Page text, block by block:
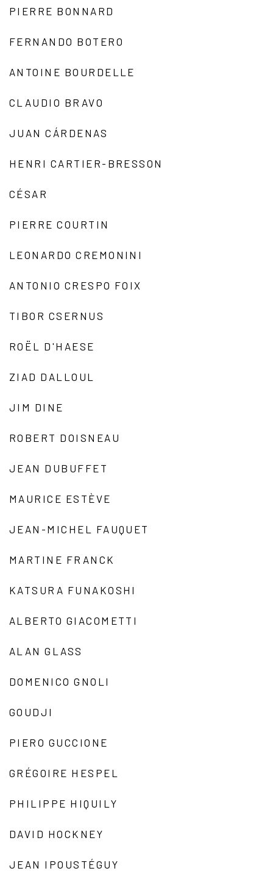
PIERRE BONNARD
FERNANDO BOTERO
ANTOINE BOURDELLE
CLAUDIO BRAVO
JUAN CÁRDENAS
HENRI CARTIER-BRESSON
CÉSAR
PIERRE COURTIN
LEONARDO CREMONINI
ANTONIO CRESPO FOIX
TIBOR CSERNUS
ROËL D'HAESE
ZIAD DALLOUL
JIM DINE
ROBERT DOISNEAU
JEAN DUBUFFET
MAURICE ESTÈVE
JEAN-MICHEL FAUQUET
MARTINE FRANCK
KATSURA FUNAKOSHI
ALBERTO GIACOMETTI
ALAN GLASS
DOMENICO GNOLI
GOUDJI
PIERO GUCCIONE
GRÉGOIRE HESPEL
PHILIPPE HIQUILY
DAVID HOCKNEY
JEAN IPOUSTÉGUY